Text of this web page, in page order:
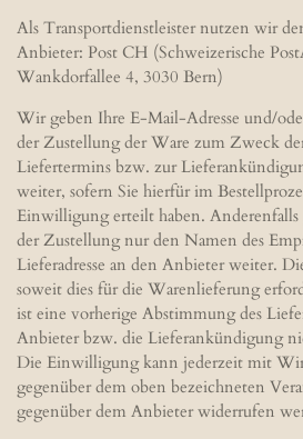
Als Transportdienstleister nutzen wir
Anbieter: Post CH (Schweizerische
Wankdorfallee 4, 3030 Bern)
Wir geben Ihre E-Mail-Adresse und/
der Zustellung der Ware zum Zweck
Liefertermins bzw. zur
weiter, sofern Sie hierfür im
Einwilligung erteilt haben.
der Zustellung nur den Namen des
Lieferadresse an den Anbieter weiter.
soweit dies für die Warenlieferung
ist eine vorherige Abstimmung des
Anbieter bzw. die Lieferankündigung
Die Einwilligung kann jederzeit mit
gegenüber dem oben bezeichneten
gegenüber dem Anbieter widerrufen